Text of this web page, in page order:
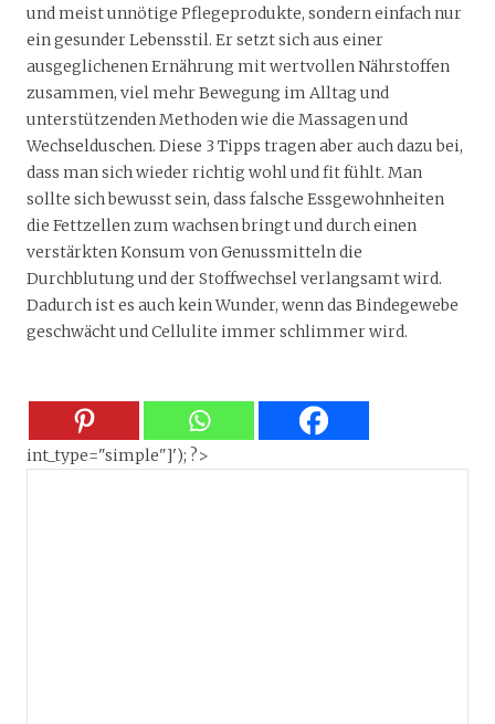
und meist unnötige Pflegeprodukte, sondern einfach nur
ein gesunder Lebensstil. Er setzt sich aus einer
ausgeglichenen Ernährung mit wertvollen Nährstoffen
zusammen, viel mehr Bewegung im Alltag und
unterstützenden Methoden wie die Massagen und
Wechselduschen. Diese 3 Tipps tragen aber auch dazu bei,
dass man sich wieder richtig wohl und fit fühlt. Man
sollte sich bewusst sein, dass falsche Essgewohnheiten
die Fettzellen zum wachsen bringt und durch einen
verstärkten Konsum von Genussmitteln die
Durchblutung und der Stoffwechsel verlangsamt wird.
Dadurch ist es auch kein Wunder, wenn das Bindegewebe
geschwächt und Cellulite immer schlimmer wird.
int_type="simple"]'); ?>